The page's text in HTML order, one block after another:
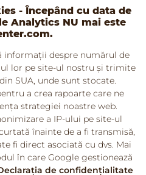
- Începând cu data de
Analytics NU mai este
informații despre numărul de
lor pe site-ul nostru și trimite
SUA, unde sunt stocate.
a crea rapoarte care ne
strategiei noastre web.
a IP-ului pe site-ul
înainte de a fi transmisă,
fi direct asociată cu dvs. Mai
în care Google gestionează
de confidențialitate